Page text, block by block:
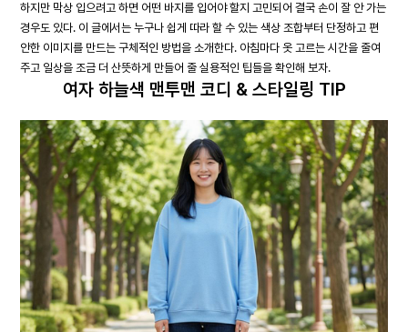
하지만 막상 입으려고 하면 어떤 바지를 입어야 할지 고민되어 결국 손이 잘 안 가는
경우도 있다. 이 글에서는 누구나 쉽게 따라 할 수 있는 색상 조합부터 단정하고 편
안한 이미지를 만드는 구체적인 방법을 소개한다. 아침마다 옷 고르는 시간을 줄여
주고 일상을 조금 더 산뜻하게 만들어 줄 실용적인 팁들을 확인해 보자.
여자 하늘색 맨투맨 코디 & 스타일링 TIP